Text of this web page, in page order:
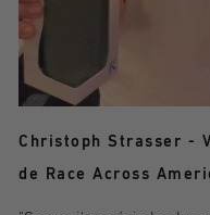
Christoph Strasser -
de Race Across